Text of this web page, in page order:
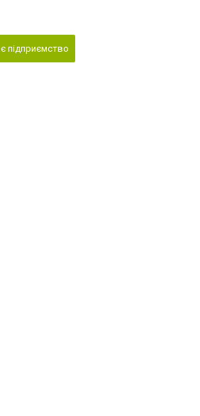
підприємство